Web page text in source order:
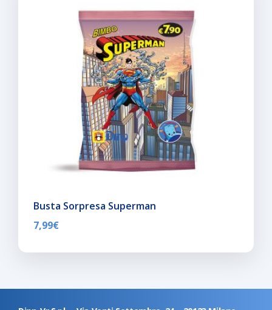
Busta Sorpresa Superman
7,99€